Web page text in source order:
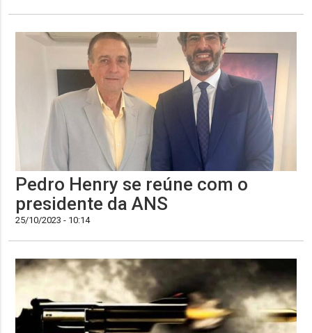
Pedro Henry se reúne com o
presidente da ANS
25/10/2023 - 10:14